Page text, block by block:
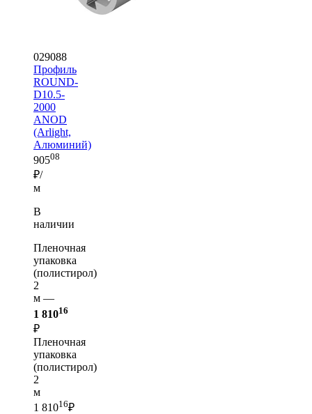
029088
Профиль
ROUND-
D10.5-
2000
ANOD
(Arlight,
Алюминий)
90508
₽/
м
В
наличии
Пленочная
упаковка
(полистирол)
2
м —
1 81016
₽
Пленочная
упаковка
(полистирол)
2
м
1 81016₽